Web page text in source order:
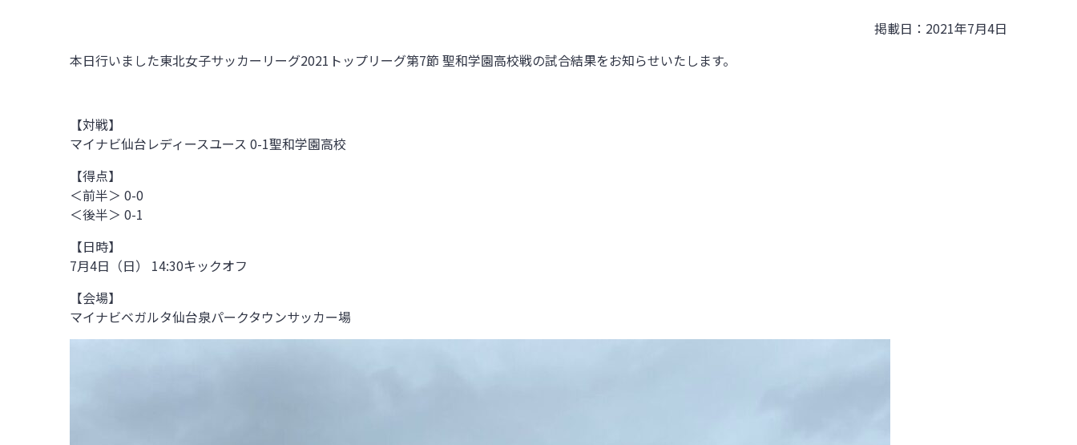
掲載日：2021年7月4日
本日行いました東北女子サッカーリーグ2021トップリーグ第7節 聖和学園高校戦の試合結果をお知らせいたします。
【対戦】
マイナビ仙台レディースユース 0-1聖和学園高校
【得点】
＜前半＞ 0-0
＜後半＞ 0-1
【日時】
7月4日（日） 14:30キックオフ
【会場】
マイナビベガルタ仙台泉パークタウンサッカー場